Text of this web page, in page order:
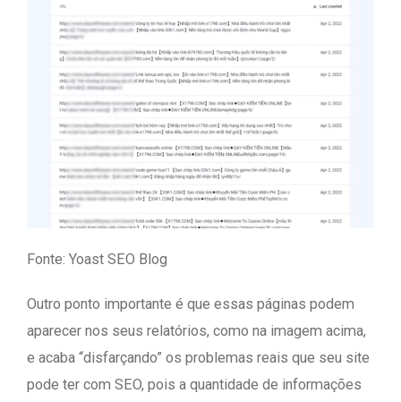
Fonte: Yoast SEO Blog
Outro ponto importante é que essas páginas podem
aparecer nos seus relatórios, como na imagem acima,
e acaba “disfarçando” os problemas reais que seu site
pode ter com SEO, pois a quantidade de informações